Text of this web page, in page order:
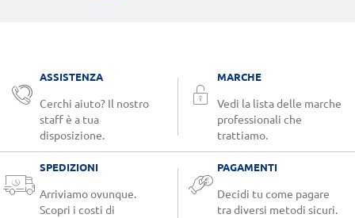
ASSISTENZA
Cerchi aiuto? Il nostro
staff è a tua
disposizione.
MARCHE
Vedi la lista delle marche
professionali che
trattiamo.
SPEDIZIONI
Arriviamo ovunque.
Scopri i costi di
PAGAMENTI
Decidi tu come pagare
tra diversi metodi sicuri.